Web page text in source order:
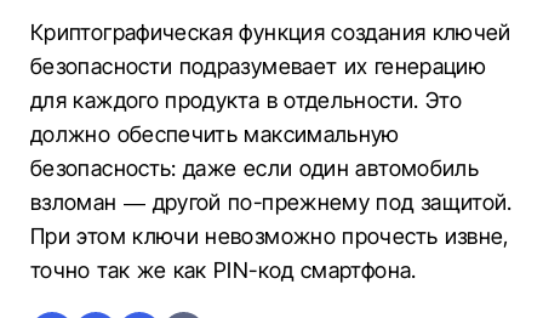
Криптографическая функция создания ключей
безопасности подразумевает их генерацию
для каждого продукта в отдельности. Это
должно обеспечить максимальную
безопасность: даже если один автомобиль
взломан — другой по-прежнему под защитой.
При этом ключи невозможно прочесть извне,
точно так же как PIN-код смартфона.